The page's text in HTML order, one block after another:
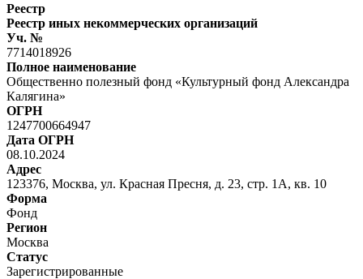
Реестр
Реестр иных некоммерческих организаций
Уч. №
7714018926
Полное наименование
Общественно полезный фонд «Культурный фонд Александра
Калягина»
ОГРН
1247700664947
Дата ОГРН
08.10.2024
Адрес
123376, Москва, ул. Красная Пресня, д. 23, стр. 1А, кв. 10
Форма
Фонд
Регион
Москва
Статус
Зарегистрированные